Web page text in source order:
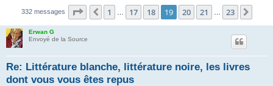
332 messages Page 19 sur 23
Précédent
1 17 18 19 20 21 23
Erwan G
Envoyé de la Source
Re: Littérature blanche, littérature noire, les livres
dont vous vous êtes repus